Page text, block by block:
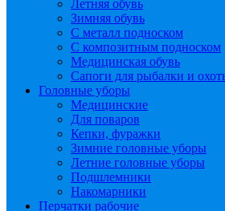
Летняя обувь
Зимняя обувь
С металл подноском
С композитным подноском
Медицинская обувь
Сапоги для рыбалки и
Головные уборы
Медицинские
Для поваров
Кепки, фуражки
Зимние головные уборы
Летние головные уборы
Подшлемники
Накомарники
Перчатки рабочие